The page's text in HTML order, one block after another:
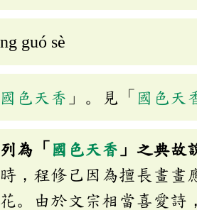
guó sè
國色天香 」。見「 國色天
為「 國色天香 」之典故
，程修己因為擅長畫
。由於文宗相當喜愛詩